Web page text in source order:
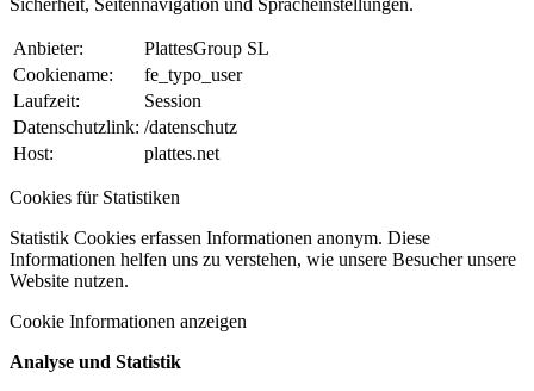
Sicherheit, Seitennavigation und Spracheinstellungen.
Anbieter:
PlattesGroup SL
Cookiename:
fe_typo_user
Laufzeit:
Session
Datenschutzlink: /datenschutz
Host:
plattes.net
Cookies für Statistiken
Statistik Cookies erfassen Informationen anonym. Diese
Informationen helfen uns zu verstehen, wie unsere Besucher unsere
Website nutzen.
Cookie Informationen anzeigen
Analyse und Statistik